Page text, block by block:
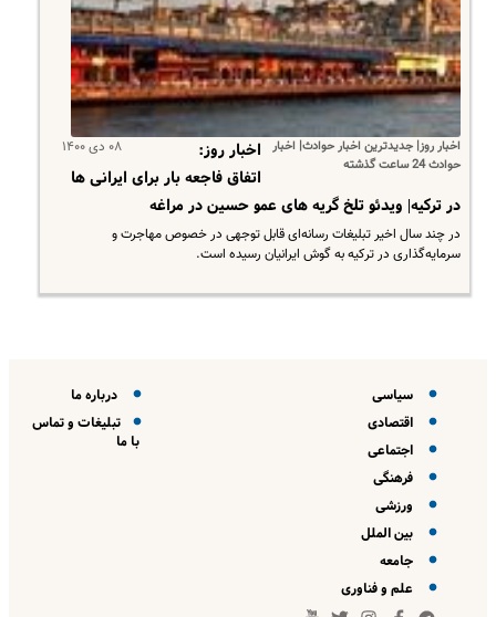
اخبار روز| جدیدترین اخبار حوادث| اخبار
حوادث 24 ساعت گذشته
۰۸ دی ۱۴۰۰
اخبار روز:
اتفاق فاجعه بار برای ایرانی ها
در ترکیه| ویدئو تلخ گریه های عمو حسین در مراغه
در چند سال اخیر تبلیغات رسانه‌ای قابل توجهی در خصوص مهاجرت و
سرمایه‌گذاری در ترکیه به گوش ایرانیان رسیده است.
سیاسی
اقتصادی
اجتماعی
فرهنگی
ورزشی
بین الملل
جامعه
علم و فناوری
درباره ما
تبلیغات و تماس
با ما